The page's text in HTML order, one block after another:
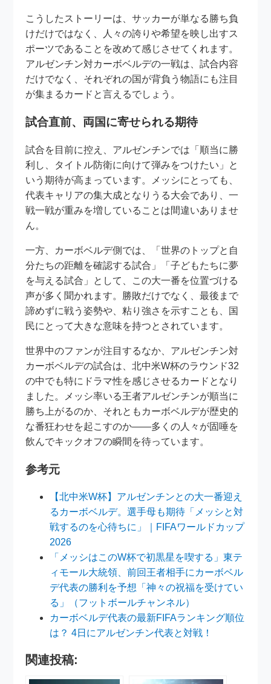
こうしたストーリーは、サッカーが単なる勝ち負
けだけではなく、人々の誇りや希望を映し出すス
ポーツであることを改めて感じさせてくれます。
アルゼンチン対カーボベルデの一戦は、試合内容
だけでなく、それぞれの国が背負う物語にも注目
が集まるカードと言えるでしょう。
試合直前、両国に寄せられる期待
試合を目前に控え、アルゼンチンでは「順当に勝
利し、タイトル防衛に向けて弾みをつけたい」と
いう期待が高まっています。メッシにとっても、
代表キャリアの集大成となりうる大会であり、一
戦一戦が重みを増していることは間違いありませ
ん。
一方、カーボベルデ側では、「世界のトップと自
分たちの距離を確認する試合」「子どもたちに夢
を与える試合」として、この大一番を位置づける
声が多く聞かれます。勝敗だけでなく、最後まで
諦めずに戦う姿勢や、粘り強さを示すことも、国
民にとって大きな意味を持つとされています。
世界中のファンが注目するなか、アルゼンチン対
カーボベルデの試合は、北中米W杯のラウンド32
の中でも特にドラマ性を感じさせるカードとなり
ました。メッシ率いる王者アルゼンチンが順当に
勝ち上がるのか、それともカーボベルデが歴史的
な番狂わせを起こすのか——多くの人々が固唾を
飲んでキックオフの瞬間を待っています。
参考元
【北中米W杯】アルゼンチンとの大一番迎え
るカーボベルデ。選手母も期待「メッシと対
戦するのを心待ちに」｜FIFAワールドカップ
2026
「メッシはこのW杯で初黒星を喫する」東テ
ィモール大統領、前回王者相手にカーボベル
デ代表の勝利を予想「神々の祝福を受けてい
る」（フットボールチャンネル）
カーボベルデ代表の最新FIFAランキング順位
は？ 4日にアルゼンチン代表と対戦！
関連投稿: